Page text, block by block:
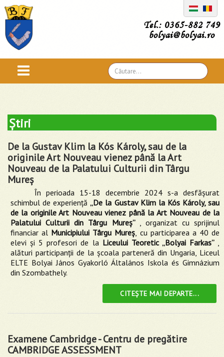
Tel.: 0365-882 749
bolyai@bolyai.ro
Căutare
...
Știri
De la Gustav Klim la Kós Károly, sau de la
originile Art Nouveau vienez până la Art
Nouveau de la Palatului Culturii din Târgu
Mureş
În perioada 15-18 decembrie 2024 s-a desfășurat
schimbul de experiență„De la Gustav Klim la Kós Károly, sau
de la originile Art Nouveau vienez până la Art Nouveau de la
Palatului Culturii din Târgu Mureş” , organizat cu sprijinul
financiar al Municipiului Târgu Mureș, cu participarea a 40 de
elevi și 5 profesori de la Liceului Teoretic „Bolyai Farkas” ,
alături participanții de la şcoala parteneră din Ungaria, Liceul
ELTE Bolyai János Gyakorló Általános Iskola és Gimnázium
din Szombathely.
CITEȘTE MAI DEPARTE...
Examene Cambridge - Centru de pregătire
CAMBRIDGE ASSESSMENT